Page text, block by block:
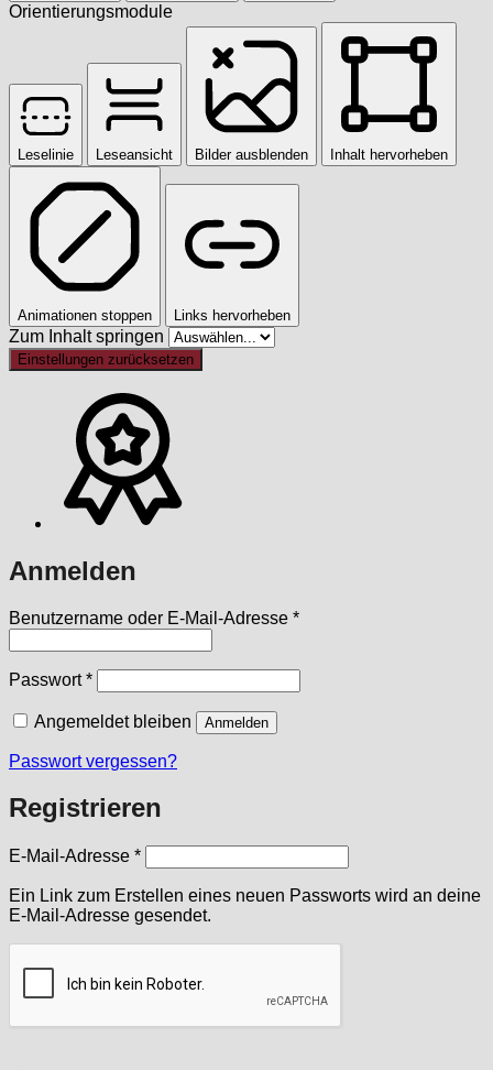
Orientierungsmodule
Leselinie Leseansicht Bilder ausblenden Inhalt hervorheben
Animationen stoppen Links hervorheben
Zum Inhalt springen
Einstellungen zurücksetzen
Anmelden
Benutzername oder E-Mail-Adresse *Erforderlich
Passwort*Erforderlich
Angemeldet bleiben Anmelden
Passwort vergessen?
Registrieren
E-Mail-Adresse *Erforderlich
Ein Link zum Erstellen eines neuen Passworts wird an deine
E-Mail-Adresse gesendet.